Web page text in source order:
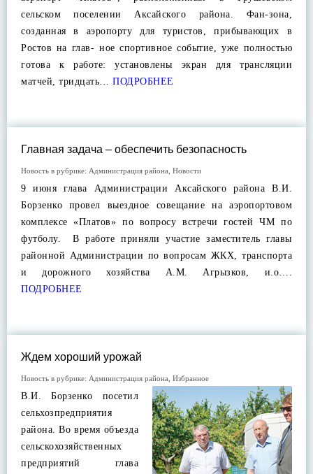
сельском поселении Аксайского района. Фан-зона,
созданная в аэропорту для туристов, прибывающих в
Ростов на глав- ное спортивное событие, уже полностью
готова к работе: установлены экран для трансляции
матчей, тридцать… ПОДРОБНЕЕ
Главная задача – обеспечить безопасность
Новость в рубрике: Администрация района Новости
9 июня глава Администрации Аксайского района В.И.
Борзенко провел выездное совещание на аэропортовом
комплексе «Платов» по вопросу встречи гостей ЧМ по
футболу. В работе приняли участие заместитель главы
районной Администрации по вопросам ЖКХ, транспорта
и дорожного хозяйства А.М. Агрызков, и.о….
ПОДРОБНЕЕ
Ждем хороший урожай
Новость в рубрике: Администрация района Избранное
В.И. Борзенко посетил
сельхозпредприятия
района. Во время объезда
сельскохозяйственных
предприятий глава